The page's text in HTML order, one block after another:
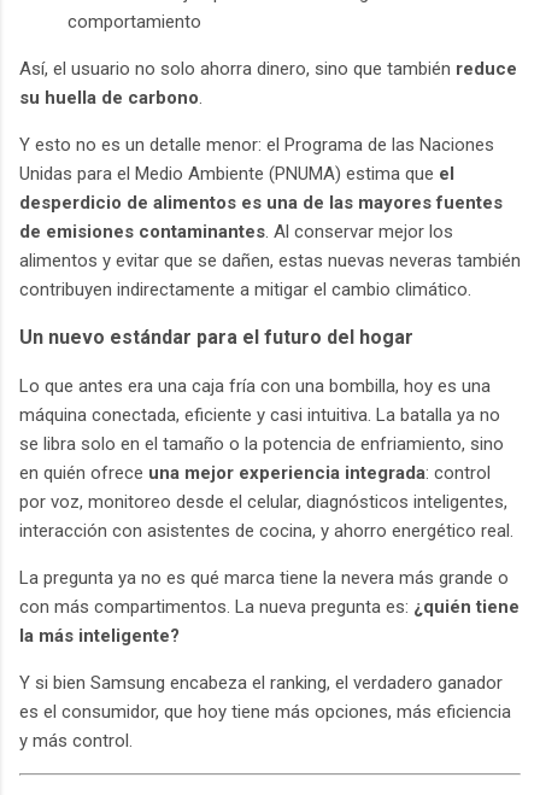
comportamiento
Así, el usuario no solo ahorra dinero, sino que también reduce
su huella de carbono.
Y esto no es un detalle menor: el Programa de las Naciones
Unidas para el Medio Ambiente (PNUMA) estima que el
desperdicio de alimentos es una de las mayores fuentes
de emisiones contaminantes. Al conservar mejor los
alimentos y evitar que se dañen, estas nuevas neveras también
contribuyen indirectamente a mitigar el cambio climático.
Un nuevo estándar para el futuro del hogar
Lo que antes era una caja fría con una bombilla, hoy es una
máquina conectada, eficiente y casi intuitiva. La batalla ya no
se libra solo en el tamaño o la potencia de enfriamiento, sino
en quién ofrece una mejor experiencia integrada: control
por voz, monitoreo desde el celular, diagnósticos inteligentes,
interacción con asistentes de cocina, y ahorro energético real.
La pregunta ya no es qué marca tiene la nevera más grande o
con más compartimentos. La nueva pregunta es: ¿quién tiene
la más inteligente?
Y si bien Samsung encabeza el ranking, el verdadero ganador
es el consumidor, que hoy tiene más opciones, más eficiencia
y más control.